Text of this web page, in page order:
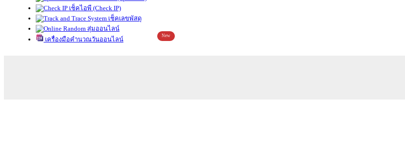
เช็คไอพี (Check IP)
เช็คเลขพัสดุ
สุ่มออนไลน์
เครื่องมือคำนวณวันออนไลน์
New